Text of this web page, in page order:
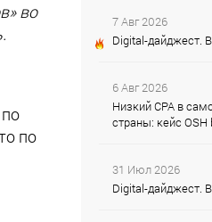
во
по
7 Авг 2026
Digital-дайджест.
6 Авг 2026
Низкий CPA в
страны: кейс
31 Июл 2026
Digital-дайджест.